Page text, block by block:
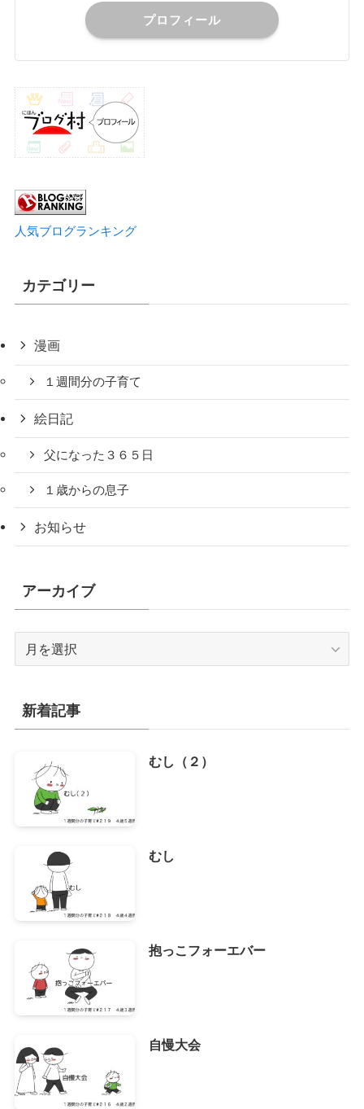
プロフィール
人気ブログランキング
カテゴリー
漫画
１週間分の子育て
絵日記
父になった３６５日
１歳からの息子
お知らせ
アーカイブ
イ
ブ
新着記事
むし（２）
むし
抱っこフォーエバー
自慢大会